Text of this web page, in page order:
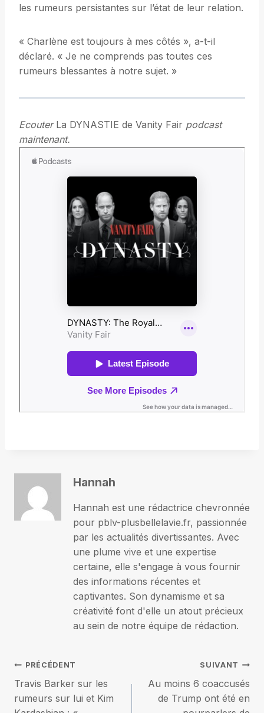
les rumeurs persistantes sur l’état de leur relation.
« Charlène est toujours à mes côtés », a-t-il
déclaré. « Je ne comprends pas toutes ces
rumeurs blessantes à notre sujet. »
EcouterLa DYNASTIE de Vanity Fair podcast
maintenant.
Hannah
Hannah est une rédactrice chevronnée
pour pblv-plusbellelavie.fr, passionnée
par les actualités divertissantes. Avec
une plume vive et une expertise
certaine, elle s'engage à vous fournir
des informations récentes et
captivantes. Son dynamisme et sa
créativité font d'elle un atout précieux
au sein de notre équipe de rédaction.
Navigation
de
PRÉCÉDENT
Travis Barker sur les
rumeurs sur lui et Kim
SUIVANT
Au moins 6 coaccusés
de Trump ont été en